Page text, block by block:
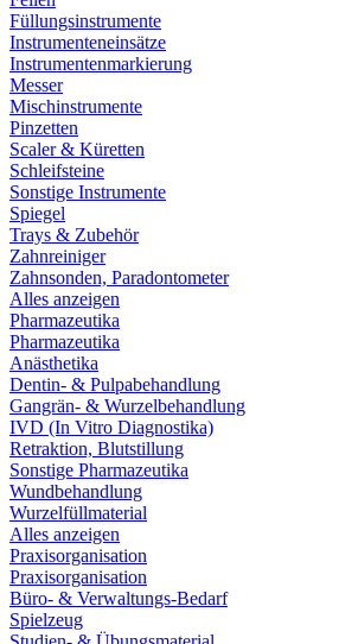
Füllungsinstrumente
Instrumenteneinsätze
Instrumentenmarkierung
Messer
Mischinstrumente
Pinzetten
Scaler & Küretten
Schleifsteine
Sonstige Instrumente
Spiegel
Trays & Zubehör
Zahnreiniger
Zahnsonden, Paradontometer
Alles anzeigen
Pharmazeutika
Pharmazeutika
Anästhetika
Dentin- & Pulpabehandlung
Gangrän- & Wurzelbehandlung
IVD (In Vitro Diagnostika)
Retraktion, Blutstillung
Sonstige Pharmazeutika
Wundbehandlung
Wurzelfüllmaterial
Alles anzeigen
Praxisorganisation
Praxisorganisation
Büro- & Verwaltungs-Bedarf
Spielzeug